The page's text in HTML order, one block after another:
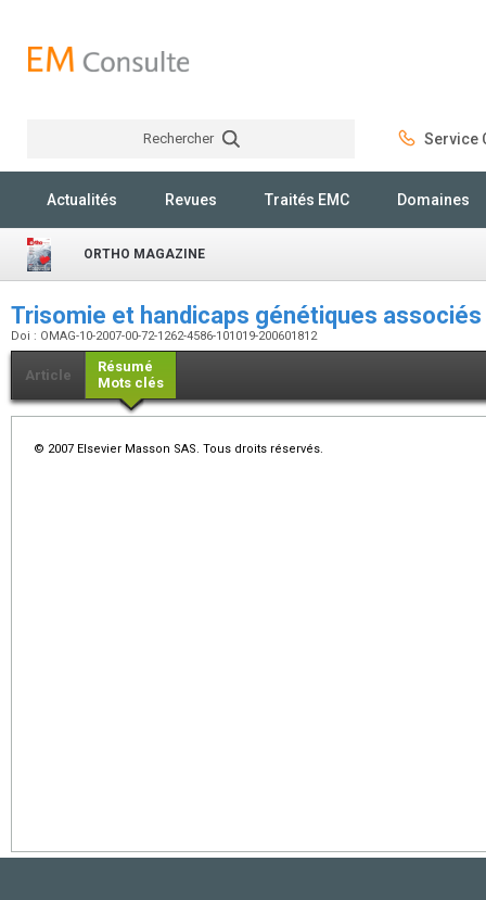
Rechercher Service
Actualités Revues Traités EMC Domaines
ORTHO MAGAZINE
Trisomie et handicaps génétiques associés
Doi : OMAG-10-2007-00-72-1262-4586-101019-200601812
Article
Résumé
Mots clés
© 2007 Elsevier Masson SAS. Tous droits réservés.